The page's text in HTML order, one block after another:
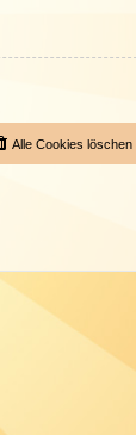
Alle Cookies löschen